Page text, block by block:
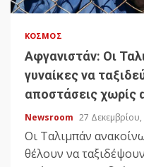
ΚΌΣΜΟΣ
Αφγανιστάν: Οι
γυναίκες να
αποστάσεις χωρίς
Newsroom 27
Οι Ταλιμπάν
θέλουν να